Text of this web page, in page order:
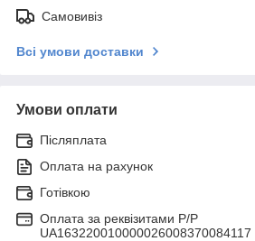
Самовивіз
Всі умови доставки
Умови оплати
Післяплата
Оплата на рахунок
Готівкою
Оплата за реквізитами P/Р
UA163220010000026008370084117